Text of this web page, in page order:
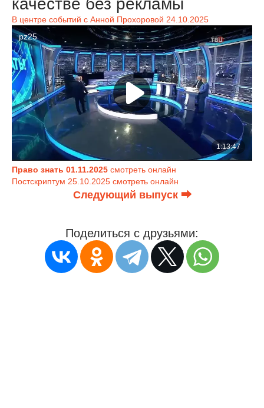
качестве без рекламы
В центре событий с Анной Прохоровой 24.10.2025
Право знать 01.11.2025 смотреть онлайн
Постскриптум 25.10.2025 смотреть онлайн
Следующий выпуск ⮕
Поделиться с друзьями: